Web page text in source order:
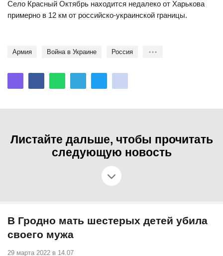
Село Красный Октябрь находится недалеко от Харькова
примерно в 12 км от российско-украинской границы.
Армия Война в Украине Россия
Листайте дальше, чтобы прочитать
следующую новость